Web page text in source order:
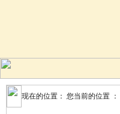
现在的位置： 您当前的位置 ：